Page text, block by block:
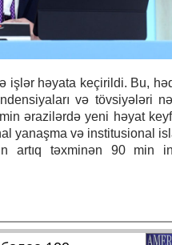
işlər həyata keçirildi. Bu,
və tövsiyələri
ərazilərdə yeni həyat
yanaşma və institusional
artıq təxminən 90 min